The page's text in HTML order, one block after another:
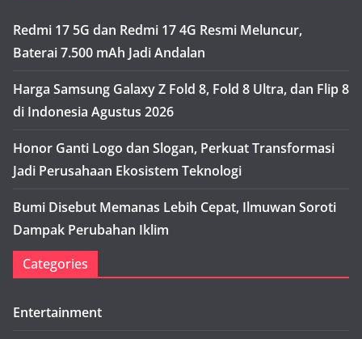
Redmi 17 5G dan Redmi 17 4G Resmi Meluncur,
Baterai 7.500 mAh Jadi Andalan
Harga Samsung Galaxy Z Fold 8, Fold 8 Ultra, dan Flip 8
di Indonesia Agustus 2026
Honor Ganti Logo dan Slogan, Perkuat Transformasi
Jadi Perusahaan Ekosistem Teknologi
Bumi Disebut Memanas Lebih Cepat, Ilmuwan Soroti
Dampak Perubahan Iklim
Categories
Entertainment